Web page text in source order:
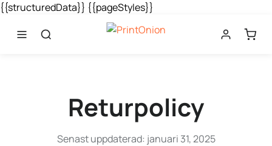
{{structuredData}} {{pageStyles}}
Returpolicy
Senast uppdaterad: januari 31, 2025